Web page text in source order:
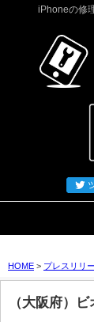
iPhoneの修
HOME > プレスリリ
（大阪府）